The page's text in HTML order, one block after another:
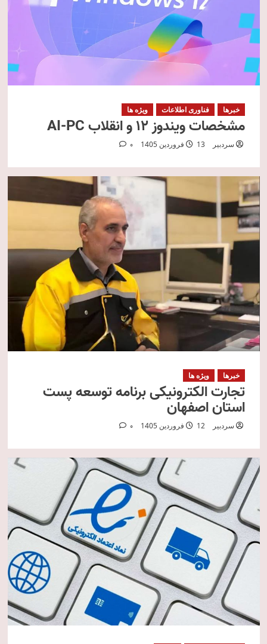
خبرها فناوری اطلاعات ویژه ها
مشخصات ویندوز 12 و انقلاب AI‑PC
سردبیر 13 فروردین 1405 0
خبرها ویژه ها
تجارت الکترونیکی برنامه توسعه پست
استان اصفهان
سردبیر 12 فروردین 1405 0